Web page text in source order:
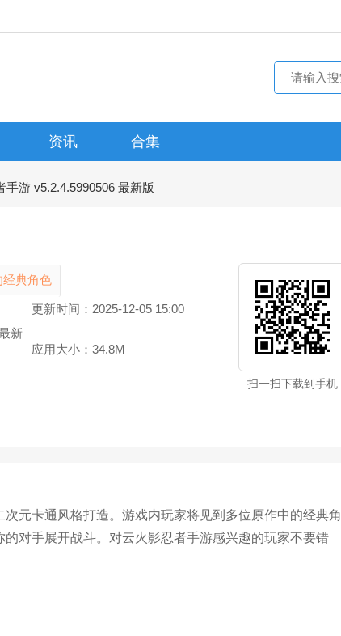
资讯 合集
游 v5.2.4.5990506 最新版
经典角色
更新时间：2025-12-05 15:00
新
应用大小：34.8M
扫一扫下载到手机
元卡通风格打造。游戏内玩家将见到多位原作中的经典角
对手展开战斗。对云火影忍者手游感兴趣的玩家不要错